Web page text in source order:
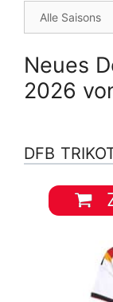
Neues
2026
DFB